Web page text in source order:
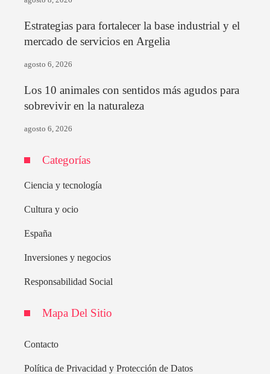
Estrategias para fortalecer la base industrial y el
mercado de servicios en Argelia
agosto 6, 2026
Los 10 animales con sentidos más agudos para
sobrevivir en la naturaleza
agosto 6, 2026
Categorías
Ciencia y tecnología
Cultura y ocio
España
Inversiones y negocios
Responsabilidad Social
Mapa Del Sitio
Contacto
Política de Privacidad y Protección de Datos